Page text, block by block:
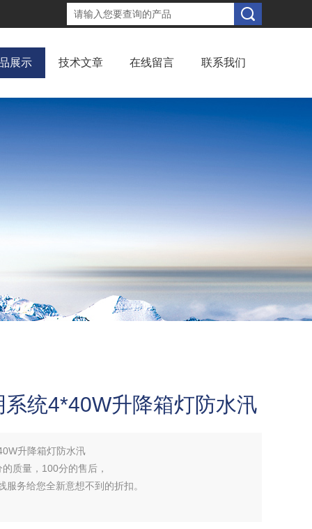
展示 技术文章 在线留言 联系我们
统4*40W升降箱灯防水汛
升降箱灯防水汛
质量，100分的售后，
务给您全新意想不到的折扣。